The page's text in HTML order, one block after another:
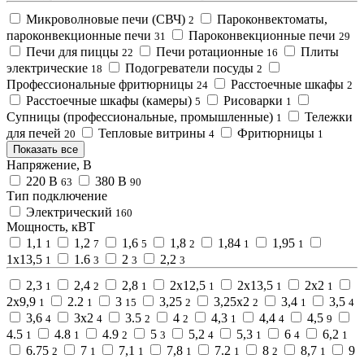
Микроволновые печи (СВЧ) 2
Пароконвектоматы,
пароконвекционные печи 31 Пароконвекционные печи 29
Печи для пиццы 22 Печи ротационные 16
Плиты
электрические 18 Подогреватели посуды 2
Профессиональные фритюрницы 24 Расстоечные шкафы 2
Расстоечные шкафы (камеры) 5 Рисоварки 1
Супницы (профессиональные, промышленные) 1
Тележки
для печей 20 Тепловые витрины 4 Фритюрницы 1
Показать все
Напряжение, В
220 В 63 380 В 90
Тип подключение
Электрический 160
Мощность, кВТ
1,1 1 1,2 7 1,6 5 1,8 2 1,84 1 1,95 1
1х13,5 1 1.6 3 2 3 2,2 3
2,3 1 2,4 2 2,8 1 2х12,5 1 2х13,5 1 2х2 1
2х9,9 1 2.2 1 3 15 3,25 2 3,25х2 2 3,4 1 3,5 4
3,6 4 3х2 4 3.5 2 4 2 4,3 1 4,4 4 4,5 9
4.5 1 4.8 1 4.9 2 5 3 5,2 4 5,3 1 6 4 6,2 1
6.75 2 7 1 7,1 1 7,8 1 7.2 1 8 2 8,7 1 9